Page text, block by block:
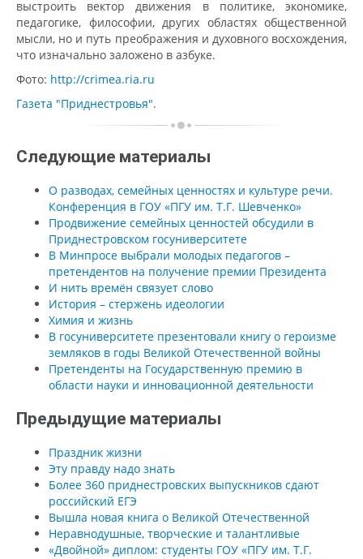
выстроить вектор движения в политике, экономике,
педагогике, философии, других областях общественной
мысли, но и путь преображения и духовного восхождения,
что изначально заложено в азбуке.
Фото: http://crimea.ria.ru
Газета "Приднестровья".
Следующие материалы
О разводах, семейных ценностях и культуре речи.
Конференция в ГОУ «ПГУ им. Т.Г. Шевченко»
Продвижение семейных ценностей обсудили в
Приднестровском госуниверситете
В Минпросе выбрали молодых педагогов –
претендентов на получение премии Президента
И нить времён связует слово
История – стержень идеологии
Химия и жизнь
В госуниверситете презентовали книгу о героизме
земляков в годы Великой Отечественной войны
Претенденты на Государственную премию в
области науки и инновационной деятельности
Предыдущие материалы
Праздник жизни
Эту правду надо знать
Более 360 приднестровских выпускников сдают
российский ЕГЭ
Вышла новая книга о Великой Отечественной
Неравнодушные, творческие и талантливые
«Двойной» диплом: студенты ГОУ «ПГУ им. Т.Г.